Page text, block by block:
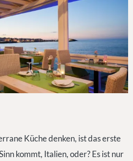
Küche denken, ist das erste
kommt, Italien, oder? Es ist nur